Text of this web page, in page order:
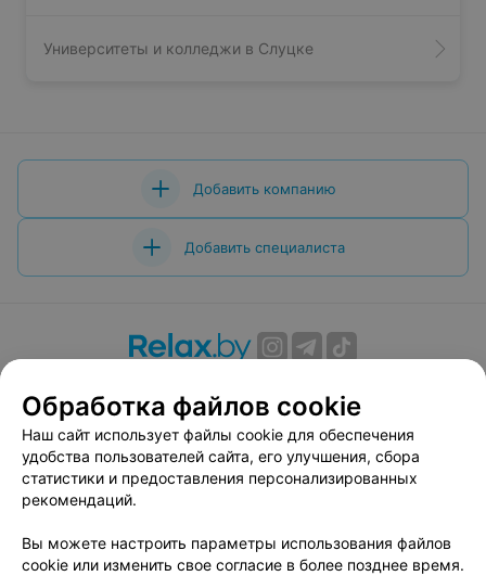
Университеты и колледжи в Слуцке
Добавить компанию
Добавить специалиста
Вакансии
Публичный договор
Способы оплаты
Публичный договор по использованию сервиса
«Афиша»
Пользовательское соглашение
Связаться по вопросам сотрудничества
Обработка файлов cookie
Наш сайт использует файлы cookie для обеспечения
удобства пользователей сайта, его улучшения, сбора
статистики и предоставления персонализированных
рекомендаций.
Вы можете настроить параметры использования файлов
cookie или изменить свое согласие в более позднее время.